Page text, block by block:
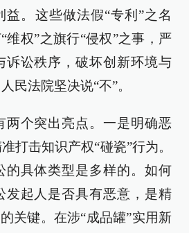
益。这些做法假“专利”之名
维权”之旗行“侵权”之事，严
诉讼秩序，破坏创新环境与
民法院坚决说“不”。
两个突出亮点。一是明确恶
打击知识产权“碰瓷”行为。
的具体类型是多样的。如何
发起人是否具有恶意，是精
关键。在涉“成品罐”实用新